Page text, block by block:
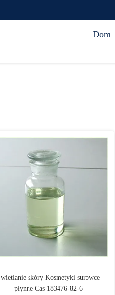
Dom
skóry Kosmetyki surowce
płynne Cas 183476-82-6